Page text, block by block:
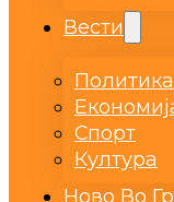
Вести
Политика
Спорт
Култура
Ново Во